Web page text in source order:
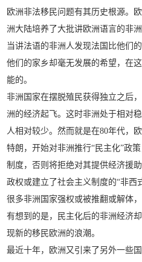
欧洲非法移民问题有其历史根源。
洲大陆培养了大批讲欧洲语言的非
当讲法语的非洲人发现法国比他们
他们的家乡却毫无发展的希望，在
能的。
非洲国家在摆脱殖民获得独立之后
洲的经济起飞。这时非洲处于相对
人相对较少。然而就是在80年代，
特朗，开始对非洲推行“民主化”政
制度，否则将拒绝对其提供经济援
政权或建立了社会主义制度的“非西
很多非洲国家强权或被推翻或解体
有想到的是，民主化后的非洲经济
现新的移民欧洲的浪潮。
最近十年，欧洲又引来了另外一些